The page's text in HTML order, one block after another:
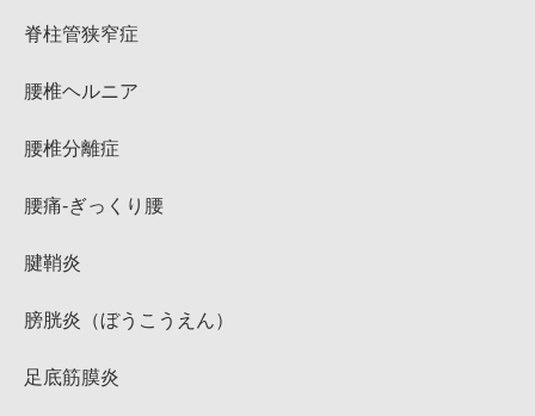
脊柱管狭窄症
腰椎ヘルニア
腰椎分離症
腰痛‐ぎっくり腰
腱鞘炎
膀胱炎（ぼうこうえん）
足底筋膜炎